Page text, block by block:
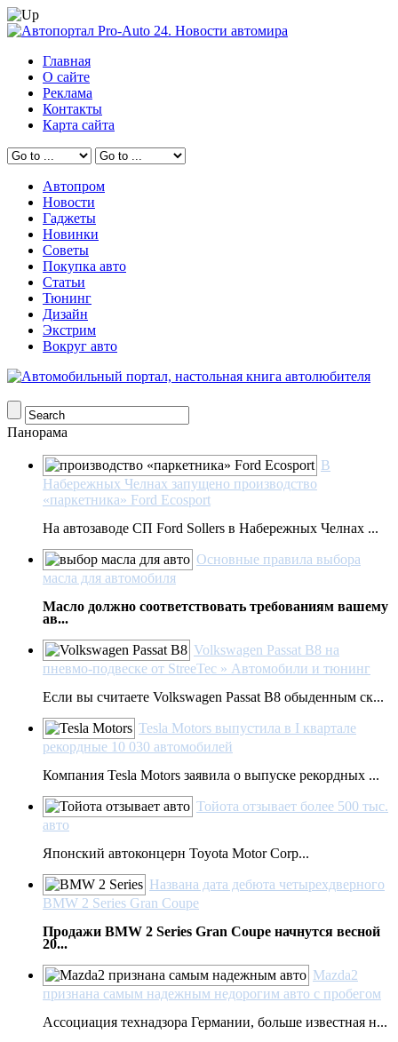
Главная
О сайте
Реклама
Контакты
Карта сайта
Автопром
Новости
Гаджеты
Новинки
Советы
Покупка авто
Статьи
Тюнинг
Дизайн
Экстрим
Вокруг авто
Панорама
В
Набережных Челнах запущено производство
«паркетника» Ford Ecosport
На автозаводе СП Ford Sollers в Набережных Челнах ...
Основные правила выбора
масла для автомобиля
Масло должно соответствовать требованиям вашему
ав...
Volkswagen Passat B8 на
пневмо-подвеске от StreeTec » Автомобили и тюнинг
Если вы считаете Volkswagen Passat B8 обыденным ск...
Tesla Motors выпустила в I квартале
рекордные 10 030 автомобилей
Компания Tesla Motors заявила о выпуске рекордных ...
Тойота отзывает более 500 тыс.
авто
Японский автоконцерн Toyota Motor Corp...
Названа дата дебюта четырехдверного
BMW 2 Series Gran Coupe
Продажи BMW 2 Series Gran Coupe начнутся весной
20...
Mazda2
признана самым надежным недорогим авто с пробегом
Ассоциация технадзора Германии, больше известная н...